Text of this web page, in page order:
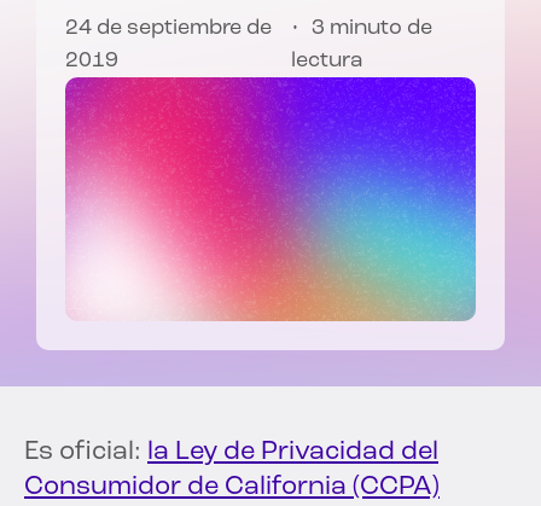
24 de septiembre de
2019
3 minuto de
lectura
Es oficial: la Ley de Privacidad del
Consumidor de California (CCPA)